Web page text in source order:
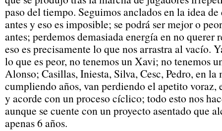
paso del tiempo. Seguimos anclados en la idea
antes y eso es imposible; se podrá ser mejor o
antes; perdemos demasiada energía en no querer
eso es precisamente lo que nos arrastra al vacío.
lo que es peor, no tenemos un Xavi; no tenemos
Alonso; Casillas, Iniesta, Silva, Cesc, Pedro, en la
cumpliendo años, van perdiendo el apetito voraz,
y acorde con un proceso cíclico; todo esto nos
aunque se cuente con un proyecto asentado que
apenas 6 años.